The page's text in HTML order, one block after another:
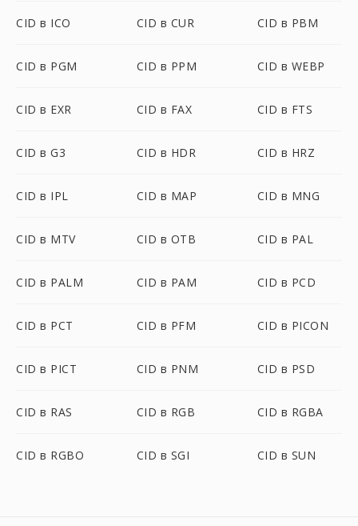
CID в ICO CID в CUR CID в PBM
CID в PGM CID в PPM CID в WEBP
CID в EXR CID в FAX CID в FTS
CID в G3 CID в HDR CID в HRZ
CID в IPL CID в MAP CID в MNG
CID в MTV CID в OTB CID в PAL
CID в PALM CID в PAM CID в PCD
CID в PCT CID в PFM CID в PICON
CID в PICT CID в PNM CID в PSD
CID в RAS CID в RGB CID в RGBA
CID в RGBO CID в SGI CID в SUN